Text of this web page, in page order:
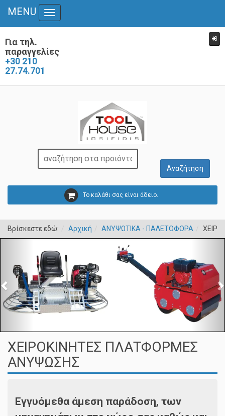
Για τηλ.
παραγγελίες
+30 210
27.74.701
Το καλάθι σας είναι άδειο.
MENU
Toggle
Βρίσκεστε εδώ: Αρχική ΑΝΥΨΩΤΙΚΑ - ΠΑΛΕΤΟΦΟΡΑ
ΧΕΙΡΟΚΙΝΗΤΕΣ ΠΛΑΤΦΟΡΜΕΣ
ΑΝΥΨΩΣΗΣ
Εγγυόμεθα άμεση παράδοση, των